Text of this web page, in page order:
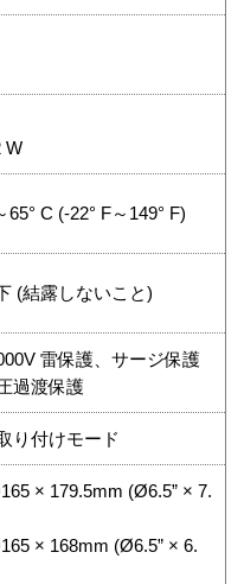
W
65° C (-22° F～149° F)
(結露しないこと)
雷保護、サージ保護
過渡保護
り付けモード
× 179.5mm (Ø6.5” × 7.
× 168mm (Ø6.5” × 6.